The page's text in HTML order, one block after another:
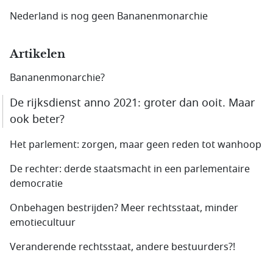
Nederland is nog geen Bananenmonarchie
Artikelen
Bananenmonarchie?
De rijksdienst anno 2021: groter dan ooit. Maar
ook beter?
Het parlement: zorgen, maar geen reden tot wanhoop
De rechter: derde staatsmacht in een parlementaire
democratie
Onbehagen bestrijden? Meer rechtsstaat, minder
emotiecultuur
Veranderende rechtsstaat, andere bestuurders?!